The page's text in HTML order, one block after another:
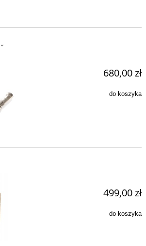
w
680,00 zł
do koszyka
499,00 zł
do koszyka